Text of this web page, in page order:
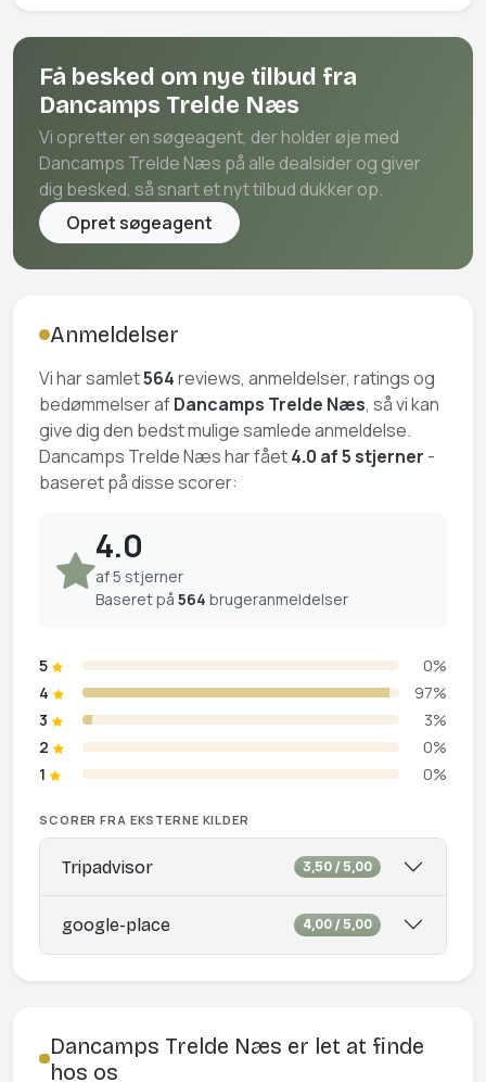
Få besked om nye tilbud fra
Dancamps Trelde Næs
Vi opretter en søgeagent, der holder øje med
Dancamps Trelde Næs på alle dealsider og giver
dig besked, så snart et nyt tilbud dukker op.
Opret søgeagent
Anmeldelser
Vi har samlet564reviews, anmeldelser, ratings og
bedømmelser afDancamps Trelde Næs, så vi kan
give dig den bedst mulige samlede anmeldelse.
Dancamps Trelde Næs har fået4.0 af 5 stjerner -
baseret på disse scorer:
4.0
af 5 stjerner
Baseret på 564 brugeranmeldelser
5
0%
4
97%
3
3%
2
0%
1
0%
SCORER FRA EKSTERNE KILDER
Tripadvisor 3,50 / 5,00
google-place 4,00 / 5,00
Dancamps Trelde Næs er let at finde
hos os